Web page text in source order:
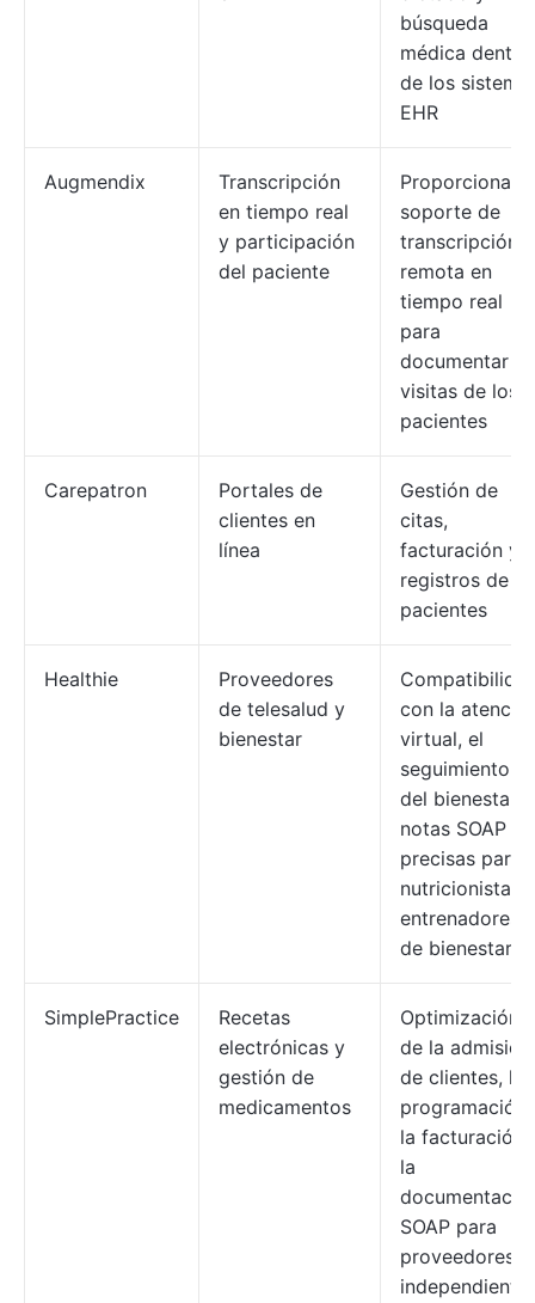
búsqueda
médica dentro
de los
EHR
Augmendix
Transcripción
en tiempo real
y participación
del paciente
Proporciona
soporte de
transcripción
remota en
tiempo real
para
documentar
visitas de los
pacientes
Carepatron
Portales de
clientes en
línea
Gestión de
citas,
facturación y
registros de
pacientes
Healthie
Proveedores
de telesalud y
bienestar
con la
virtual, el
seguimiento
del bienestar y
notas SOAP
precisas para
nutricionistas
entrenadores
de bienestar
SimplePractice
Recetas
electrónicas y
gestión de
medicamentos
Optimización
de la admisión
de clientes, la
programación,
la facturación
la
SOAP para
proveedores